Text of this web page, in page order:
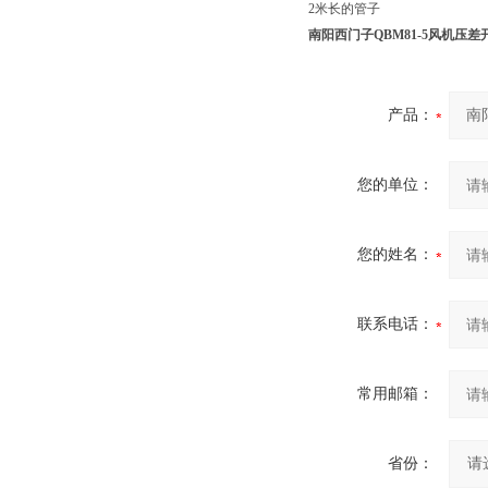
2米长的管子
南阳西门子QBM81-5风机压差
产品：
您的单位：
您的姓名：
联系电话：
常用邮箱：
省份：